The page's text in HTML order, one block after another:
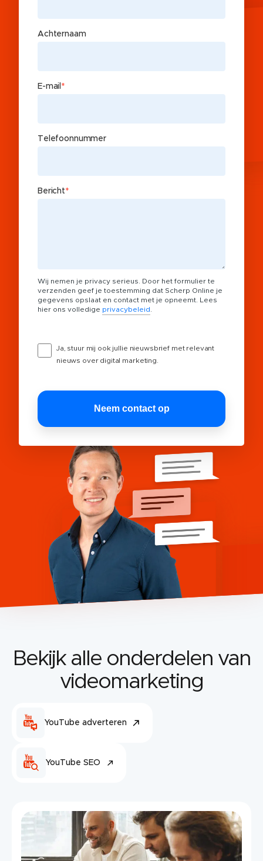
Achternaam
E-mail *
Telefoonnummer
Bericht*
Wij nemen je privacy serieus. Door het formulier te
verzenden geef je toestemming dat Scherp Online je
gegevens opslaat en contact met je opneemt. Lees
hier ons volledige privacybeleid
Ja, stuur mij ook jullie nieuwsbrief met relevant
nieuws over digital marketing.
Bekijk alle onderdelen van
videomarketing
YouTube adverteren
YouTube SEO